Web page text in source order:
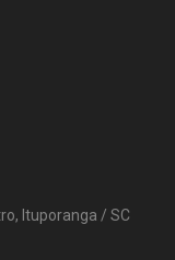
Ituporanga / SC